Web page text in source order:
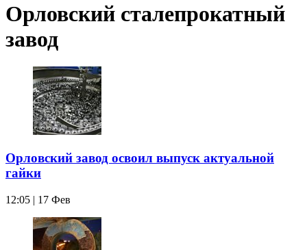
Орловский сталепрокатный
завод
Орловский завод освоил выпуск актуальной
гайки
12:05 | 17 Фев